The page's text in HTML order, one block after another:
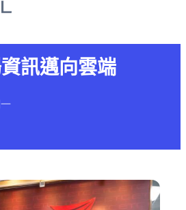
訊邁向雲端